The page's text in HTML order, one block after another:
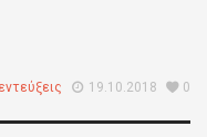
19.10.2018 0